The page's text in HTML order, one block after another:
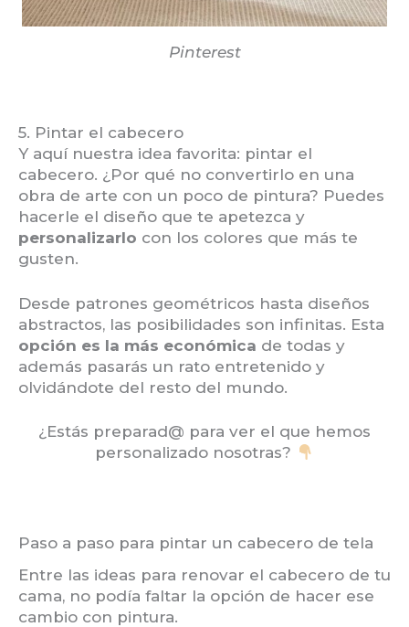
Pinterest
5. Pintar el cabecero
Y aquí nuestra idea favorita: pintar el
cabecero. ¿Por qué no convertirlo en una
obra de arte con un poco de pintura? Puedes
hacerle el diseño que te apetezca y
personalizarlo con los colores que más te
gusten.
Desde patrones geométricos hasta diseños
abstractos, las posibilidades son infinitas. Esta
opción es la más económica de todas y
además pasarás un rato entretenido y
olvidándote del resto del mundo.
¿Estás preparad@ para ver el que hemos
personalizado nosotras?
Paso a paso para pintar un cabecero de tela
Entre las ideas para renovar el cabecero de tu
cama, no podía faltar la opción de hacer ese
cambio con pintura.